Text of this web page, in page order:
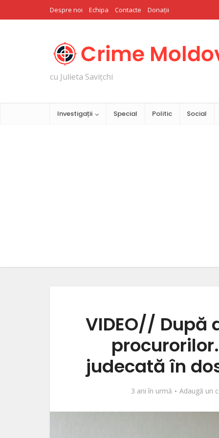
Despre noi Echipa Contacte Donații
cu Julieta Savițchi
Investigații Special Politic Social
VIDEO//
judecată în
3 ani în urmă Adaugă un